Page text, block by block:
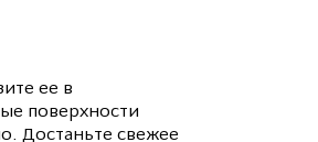
ее в
поверхности
Достаньте свежее